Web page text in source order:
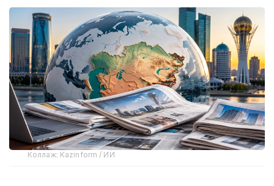
Коллаж: Kazinform / ИИ